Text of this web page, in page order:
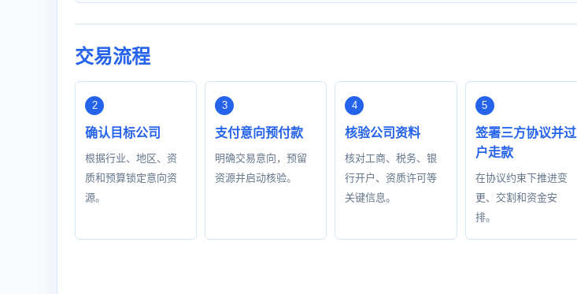
交易流程
确认目标公司
根据行业、地区、资
质和预算锁定意向资
源。
支付意向预付款
明确交易意向，预留
资源并启动核验。
核验公司资料
核对工商、税务、银
行开户、资质许可等
关键信息。
签署三方协议并过
户走款
在协议约束下推进变
更、交割和资金安
排。